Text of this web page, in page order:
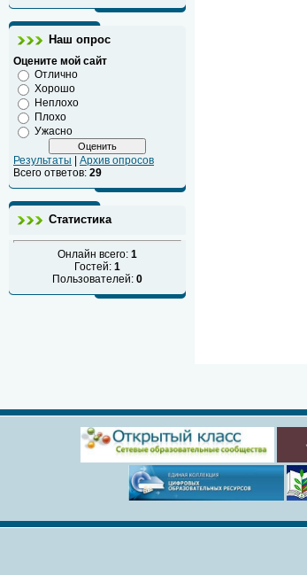
Наш опрос
Оцените мой сайт
Отлично
Хорошо
Неплохо
Плохо
Ужасно
Результаты
Архив опросов
Всего ответов: 29
Статистика
Онлайн всего: 1
Гостей: 1
Пользователей: 0